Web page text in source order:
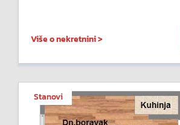
Više o nekretnini >
Stanovi